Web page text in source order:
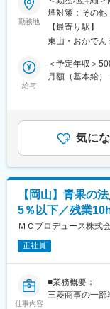
■未経験でも安
・入社後3ヶ月
・独り立ちま
・メーカー研修
・3年以降：
・将来：新規
※営業力が身に
ります
■企業の特徴／
・製造業を支え
献しています。
・ AIやロボッ
ン・住宅関連
り組める環境で
■募集内容：
◇当社は、道路
ちろん、施工
ます。そんな当
■業務内容：
など、施工管理
◇サイディング
ンスといった
ロジェクト等）
■当社の強み：
◎商社としてだ
◎官公庁から建
◎官公庁や大手
ても認知される
◎権限を持ち、
◎人材育成に注
ップ制度などを
勤務地
煙対策：その他
【最寄り駅】
東山・おかでん
給与
＜予定年収＞
月額（基本給
(月額)は固定手
気に
【岡山】青果の
5％以下／残業
ＭＣプロデュース株式
正社員
仕事内容
■業務概要：
三菱商事の一部